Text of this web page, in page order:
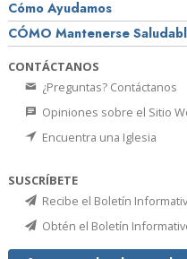
Cómo Ayudamos
CÓMO Mantenerse
CONTÁCTANOS
¿Preguntas? Contáctanos
Opiniones sobre el Sitio
Encuentra una Iglesia
SUSCRÍBETE
Recibe el Boletín
Obtén el Boletín